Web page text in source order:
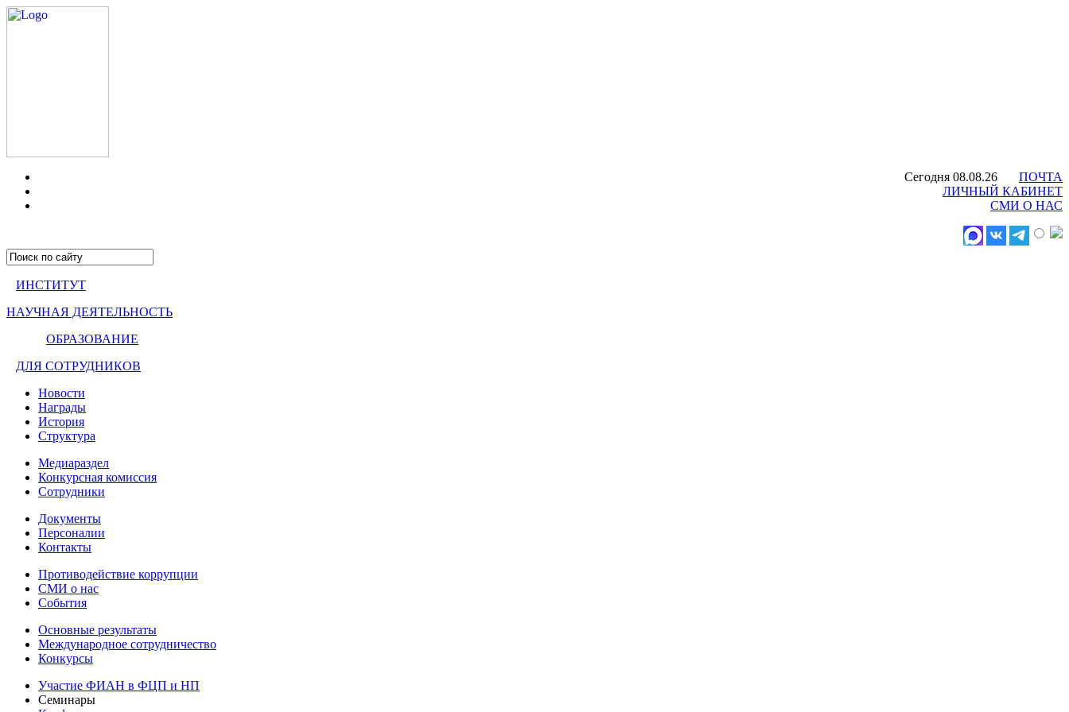
Сегодня 08.08.26
ПОЧТА
ЛИЧНЫЙ КАБИНЕТ
СМИ О НАС
ИНСТИТУТ
НАУЧНАЯ ДЕЯТЕЛЬНОСТЬ
ОБРАЗОВАНИЕ
ДЛЯ СОТРУДНИКОВ
Новости
Награды
История
Структура
Медиараздел
Конкурсная комиссия
Сотрудники
Документы
Персоналии
Контакты
Противодействие коррупции
СМИ о нас
События
Основные результаты
Международное сотрудничество
Конкурсы
Участие ФИАН в ФЦП и НП
Семинары